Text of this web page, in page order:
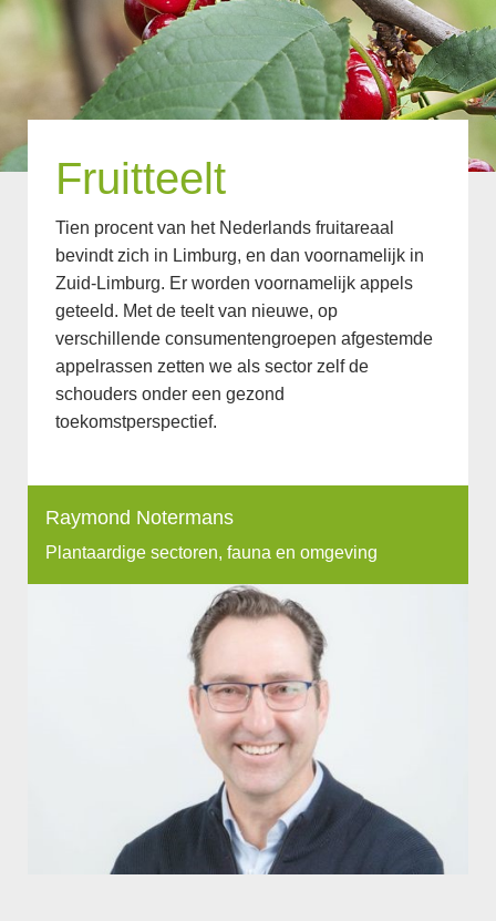
Fruitteelt
Tien procent van het Nederlands fruitareaal
bevindt zich in Limburg, en dan voornamelijk in
Zuid-Limburg. Er worden voornamelijk appels
geteeld. Met de teelt van nieuwe, op
verschillende consumentengroepen afgestemde
appelrassen zetten we als sector zelf de
schouders onder een gezond
toekomstperspectief.
Raymond Notermans
Plantaardige sectoren, fauna en omgeving